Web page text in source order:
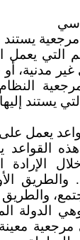
يستند
التي يعمل
مدنية،
يستند
يعمل
القواعد
الإرادة
والطريق
الدولة